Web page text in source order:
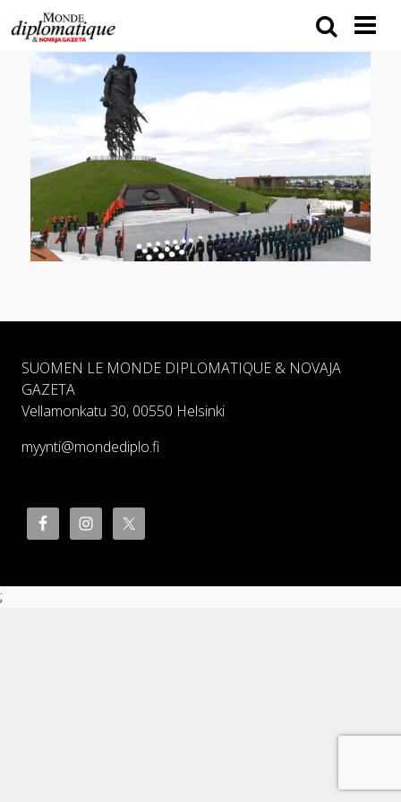
SUOMEN LE MONDE DIPLOMATIQUE & NOVAJA
GAZETA
Vellamonkatu 30, 00550 Helsinki
myynti@mondediplo.fi
;